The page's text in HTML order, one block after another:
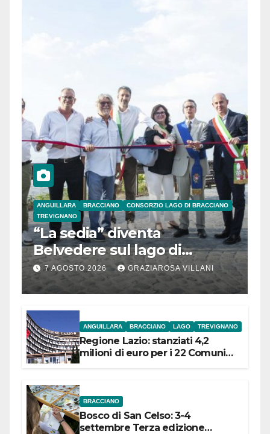
ANGUILLARA BRACCIANO
CONSORZIO LAGO DI BRACCIANO
TREVIGNANO
“La sedia” diventa
Belvedere sul lago di
Bracciano: ieri
l’inaugurazione
7 AGOSTO 2026 GRAZIAROSA VILLANI
ANGUILLARA BRACCIANO LAGO TREVIGNANO
Regione Lazio: stanziati 4,2
milioni di euro per i 22 Comuni
BRACCIANO
Bosco di San Celso: 3-4
settembre Terza edizione